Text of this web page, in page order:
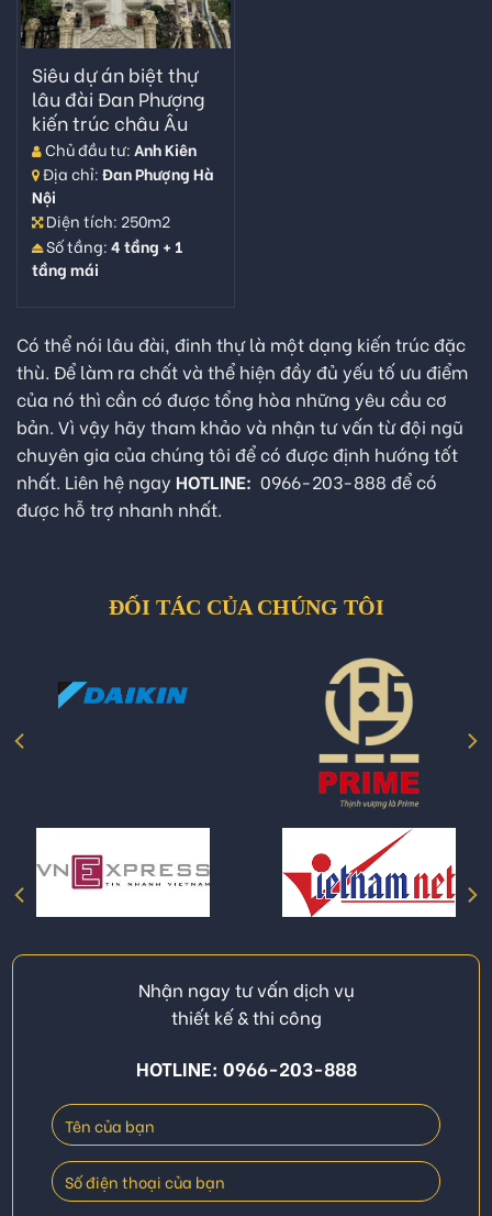
Siêu dự án biệt thự
lâu đài Đan Phượng
kiến trúc châu Âu
Chủ đầu tư: Anh Kiên
Địa chỉ: Đan Phượng Hà
Nội
Diện tích: 250m2
Số tầng: 4 tầng + 1
tầng mái
Có thể nói lâu đài, đinh thự là một dạng kiến trúc đặc
thù. Để làm ra chất và thể hiện đầy đủ yếu tố ưu điểm
của nó thì cần có được tổng hòa những yêu cầu cơ
bản. Vì vậy hãy tham khảo và nhận tư vấn từ đội ngũ
chuyên gia của chúng tôi để có được định hướng tốt
nhất. Liên hệ ngay HOTLINE: 0966-203-888 để có
được hỗ trợ nhanh nhất.
ĐỐI TÁC CỦA CHÚNG TÔI
Nhận ngay tư vấn dịch vụ
thiết kế & thi công
HOTLINE: 0966-203-888